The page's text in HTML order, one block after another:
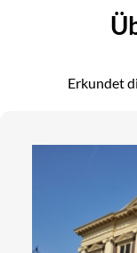
Erkundet